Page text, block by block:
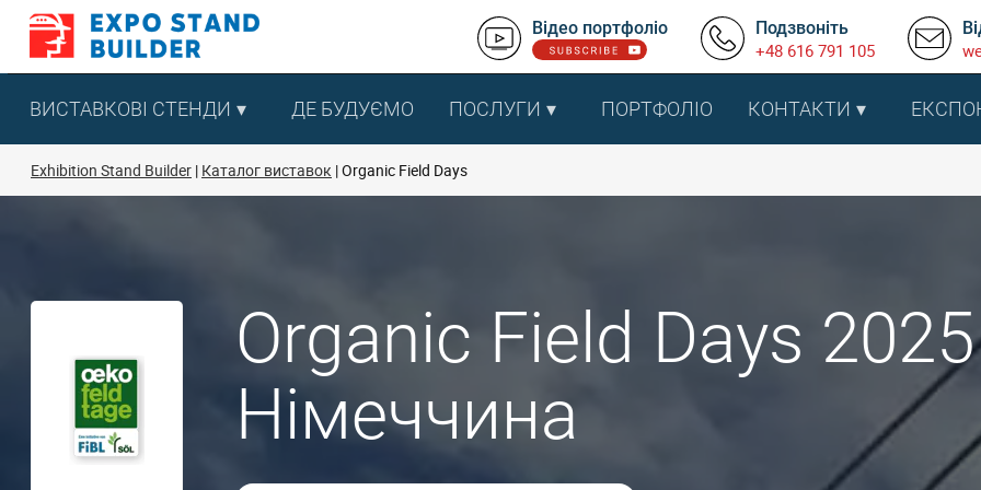
Перейти
змісту
Відео портфоліо Подзвоніть
+48 616 791 105
ВИСТАВКОВІ СТЕНДИ ДЕ БУДУЄМО ПОСЛУГИ ПОРТФОЛІО КОНТАКТИ
Exhibition Stand Builder Каталог виставок Organic Field Days
Organic Field Days 2025
Німеччина